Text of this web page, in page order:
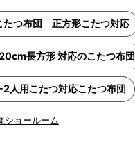
たつ布団 正方形こたつ対応
長方形 対応のこたつ布団
人用こたつ対応こたつ布団